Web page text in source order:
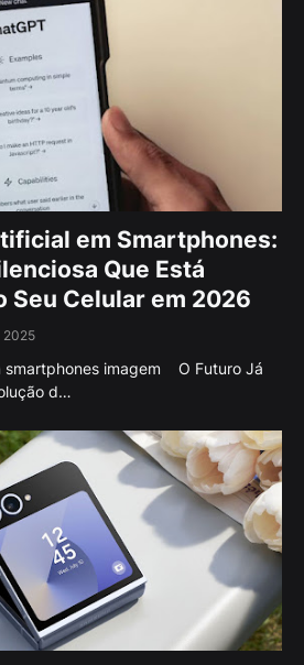
em Smartphones:
Que Está
Seu Celular em 2026
2025
smartphones imagem O Futuro Já
d…